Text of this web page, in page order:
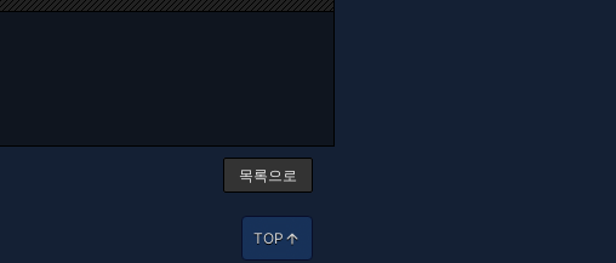
목록으로
TOP arrow_upward